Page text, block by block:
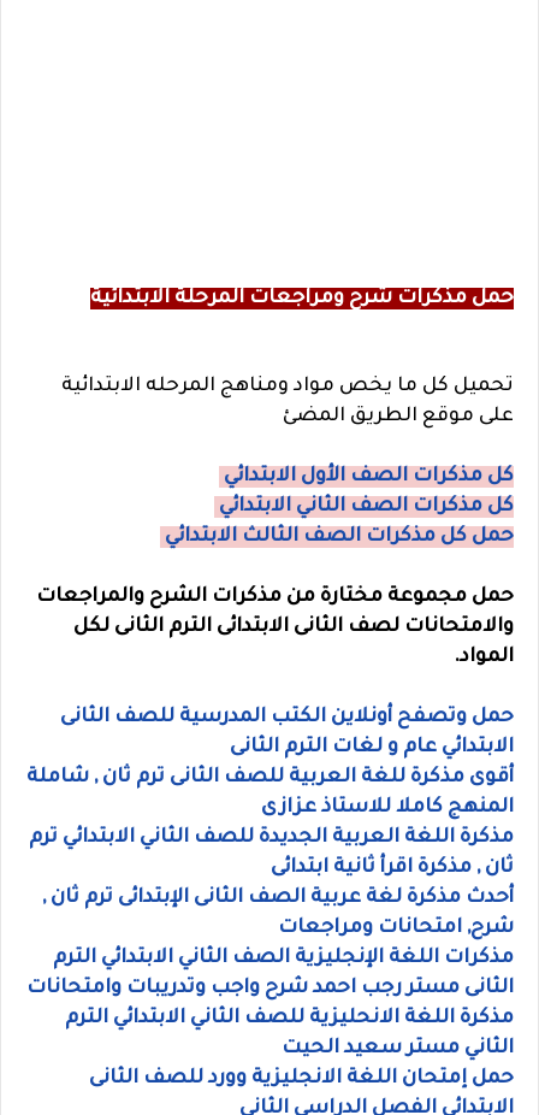
حمل مذكرات شرح ومراجعات المرحلة الابتدائية
تحميل كل ما يخص مواد ومناهج المرحله الابتدائية
على موقع الطريق المضئ
كل مذكرات الصف الأول الابتدائي
كل مذكرات الصف الثاني الابتدائي
حمل كل مذكرات الصف الثالث الابتدائي
حمل مجموعة مختارة من مذكرات الشرح والمراجعات
والامتحانات لصف الثانى الابتدائى الترم الثانى لكل
المواد.
حمل وتصفح أونلاين الكتب المدرسية للصف الثانى
الابتدائي عام و لغات الترم الثانى
أقوى مذكرة للغة العربية للصف الثانى ترم ثان , شاملة
المنهج كاملا للاستاذ عزازى
مذكرة اللغة العربية الجديدة للصف الثاني الابتدائي ترم
ثان , مذكرة اقرأ ثانية ابتدائى
أحدث مذكرة لغة عربية الصف الثانى الإبتدائى ترم ثان ,
شرح, امتحانات ومراجعات
مذكرات اللغة الإنجليزية الصف الثاني الابتدائي الترم
الثانى مستر رجب احمد شرح واجب وتدريبات وامتحانات
مذكرة اللغة الانحليزية للصف الثاني الابتدائي الترم
الثاني مستر سعيد الحيت
حمل إمتحان اللغة الانجليزية وورد للصف الثانى
الابتدائي الفصل الدراسى الثانى